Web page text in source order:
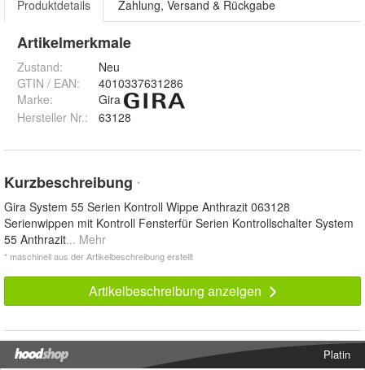
Produktdetails Zahlung, Versand & Rückgabe
Artikelmerkmale
Zustand:
Neu
GTIN / EAN:
4010337631286
Marke:
Gira
Hersteller Nr.:
63128
Kurzbeschreibung *
Gira System 55 Serien Kontroll Wippe Anthrazit 063128
Serienwippen mit Kontroll Fensterfür Serien Kontrollschalter System
55 Anthrazit... Mehr
* maschinell aus der Artikelbeschreibung erstellt
Artikelbeschreibung anzeigen
Platin